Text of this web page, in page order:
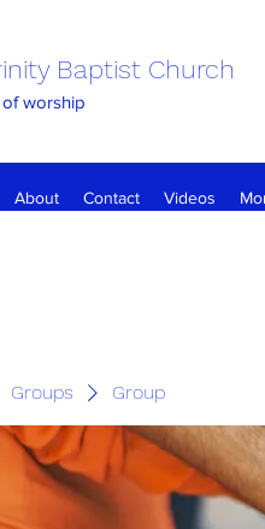
Baptist Church
of worship
About Contact Videos
Groups Group